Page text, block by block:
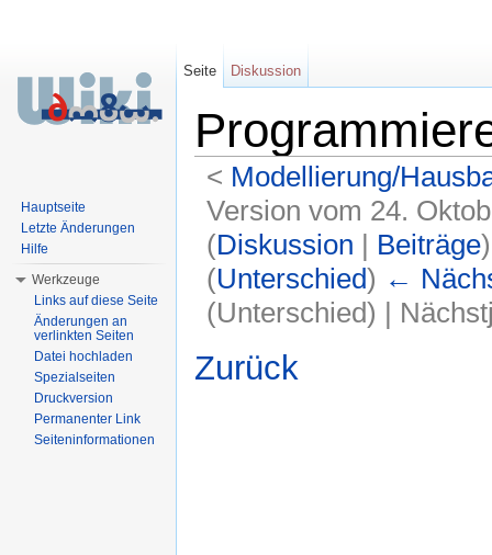
< Modellierung/
Version vom 24.
(Diskussion | Beiträge)
(Unterschied) ←
(Unterschied) |
Zurück
Seite Diskussion
Hauptseite
Letzte Änderungen
Hilfe
Werkzeuge
Links auf diese Seite
Änderungen an
verlinkten Seiten
Datei hochladen
Spezialseiten
Druckversion
Permanenter Link
Seiteninformationen